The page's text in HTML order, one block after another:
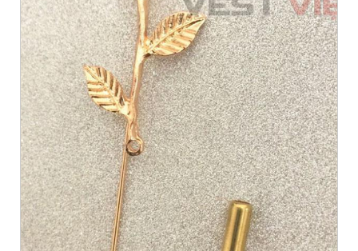
- Hotline: 093.862.0261 -
0925.777.337
- Giờ mở cửa:
11:00 - 21:00
- Địa Chỉ:151 NGÔ
QUYỀN. F6. QUẬN 10.